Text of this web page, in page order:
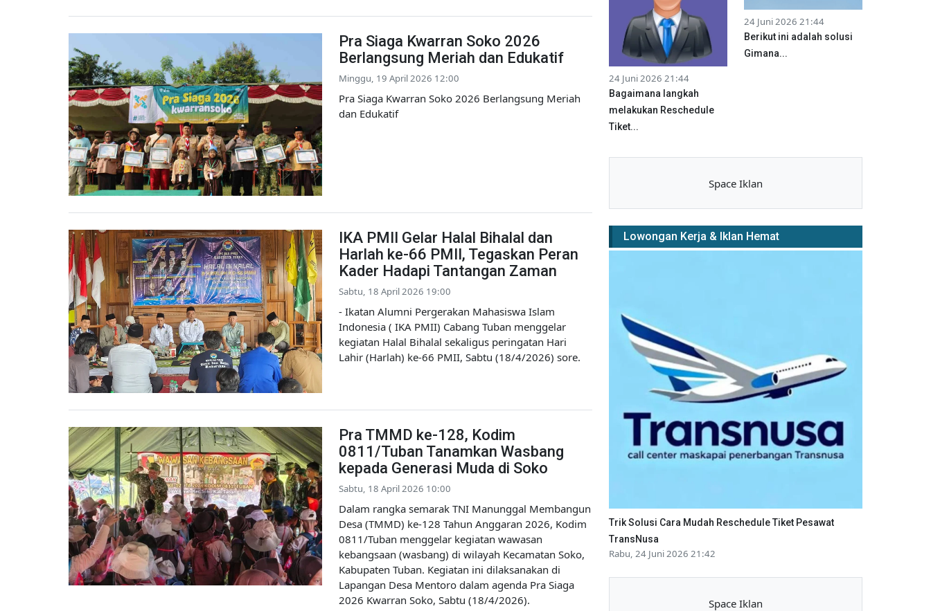
Pra Siaga Kwarran Soko 2026
Berlangsung Meriah dan Edukatif
Minggu, 19 April 2026 12:00
Pra Siaga Kwarran Soko 2026 Berlangsung Meriah
dan Edukatif
IKA PMII Gelar Halal Bihalal dan
Harlah ke-66 PMII, Tegaskan Peran
Kader Hadapi Tantangan Zaman
Sabtu, 18 April 2026 19:00
- Ikatan Alumni Pergerakan Mahasiswa Islam
Indonesia ( IKA PMII) Cabang Tuban menggelar
kegiatan Halal Bihalal sekaligus peringatan Hari
Lahir (Harlah) ke-66 PMII, Sabtu (18/4/2026) sore.
Pra TMMD ke-128, Kodim
0811/Tuban Tanamkan Wasbang
kepada Generasi Muda di Soko
Sabtu, 18 April 2026 10:00
Dalam rangka semarak TNI Manunggal Membangun
Desa (TMMD) ke-128 Tahun Anggaran 2026, Kodim
0811/Tuban menggelar kegiatan wawasan
kebangsaan (wasbang) di wilayah Kecamatan Soko,
Kabupaten Tuban. Kegiatan ini dilaksanakan di
Lapangan Desa Mentoro dalam agenda Pra Siaga
2026 Kwarran Soko, Sabtu (18/4/2026).
24 Juni 2026 21:44
Bagaimana langkah
melakukan Reschedule
Tiket...
24 Juni 2026 21:44
Berikut ini adalah solusi
Gimana...
Space Iklan
Lowongan Kerja & Iklan Hemat
Trik Solusi Cara Mudah Reschedule Tiket Pesawat
TransNusa
Rabu, 24 Juni 2026 21:42
Space Iklan